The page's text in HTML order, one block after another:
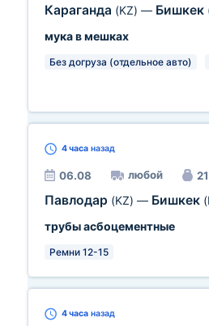
Караганда (KZ) — Бишкек
мука в мешках
Без догруза (отдельное авто)
4 часа назад
06.08 любой
Павлодар (KZ) — Бишкек
трубы асбоцементные
Ремни 12-15
4 часа назад